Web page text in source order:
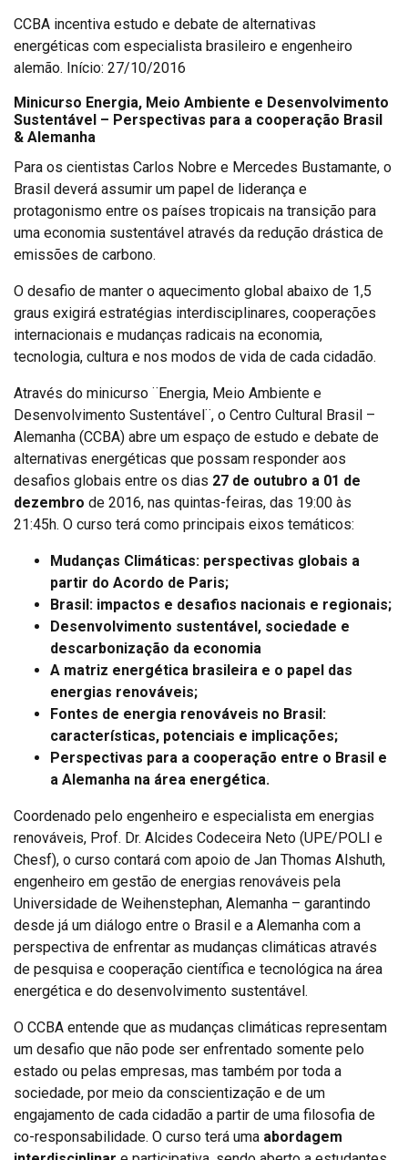
CCBA incentiva estudo e debate de alternativas
energéticas com especialista brasileiro e engenheiro
alemão. Início: 27/10/2016
Minicurso Energia, Meio Ambiente e Desenvolvimento
Sustentável – Perspectivas para a cooperação Brasil
& Alemanha
Para os cientistas Carlos Nobre e Mercedes Bustamante, o
Brasil deverá assumir um papel de liderança e
protagonismo entre os países tropicais na transição para
uma economia sustentável através da redução drástica de
emissões de carbono.
O desafio de manter o aquecimento global abaixo de 1,5
graus exigirá estratégias interdisciplinares, cooperações
internacionais e mudanças radicais na economia,
tecnologia, cultura e nos modos de vida de cada cidadão.
Através do minicurso ¨Energia, Meio Ambiente e
Desenvolvimento Sustentável¨, o Centro Cultural Brasil –
Alemanha (CCBA) abre um espaço de estudo e debate de
alternativas energéticas que possam responder aos
desafios globais entre os dias 27 de outubro a 01 de
dezembro de 2016, nas quintas-feiras, das 19:00 às
21:45h. O curso terá como principais eixos temáticos:
Mudanças Climáticas: perspectivas globais a
partir do Acordo de Paris;
Brasil: impactos e desafios nacionais e regionais;
Desenvolvimento sustentável, sociedade e
descarbonização da economia
A matriz energética brasileira e o papel das
energias renováveis;
Fontes de energia renováveis no Brasil:
características, potenciais e implicações;
Perspectivas para a cooperação entre o Brasil e
a Alemanha na área energética.
Coordenado pelo engenheiro e especialista em energias
renováveis, Prof. Dr. Alcides Codeceira Neto (UPE/POLI e
Chesf), o curso contará com apoio de Jan Thomas Alshuth,
engenheiro em gestão de energias renováveis pela
Universidade de Weihenstephan, Alemanha – garantindo
desde já um diálogo entre o Brasil e a Alemanha com a
perspectiva de enfrentar as mudanças climáticas através
de pesquisa e cooperação científica e tecnológica na área
energética e do desenvolvimento sustentável.
O CCBA entende que as mudanças climáticas representam
um desafio que não pode ser enfrentado somente pelo
estado ou pelas empresas, mas também por toda a
sociedade, por meio da conscientização e de um
engajamento de cada cidadão a partir de uma filosofia de
co-responsabilidade. O curso terá uma abordagem